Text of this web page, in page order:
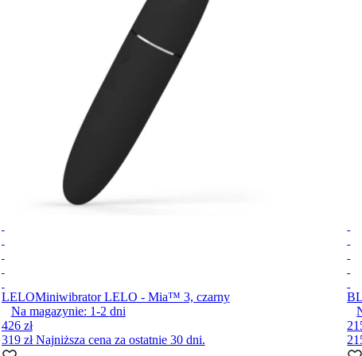
LELOMiniwibrator LELO - Mia™ 3, czarny
Na magazynie: 1-2 dni
426 zł
319 złNajniższa cena za ostatnie 30 dni.